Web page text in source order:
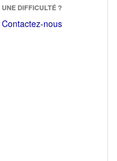
fenêtre)
une
nouvelle
UNE DIFFICULTÉ ?
Contactez-nous